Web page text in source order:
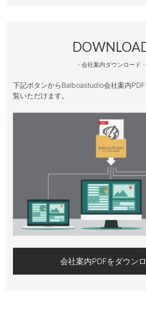
- 会社案内ダウンロード -
下記ボタンからBalboastudio会社案内
覧いただけます。
会社案内PDFをダウン